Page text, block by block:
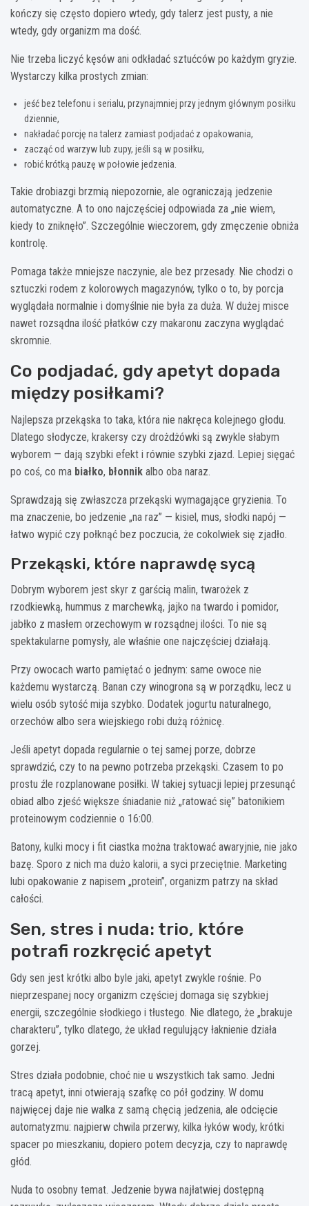
kończy się często dopiero wtedy, gdy talerz jest pusty, a nie
wtedy, gdy organizm ma dość.
Nie trzeba liczyć kęsów ani odkładać sztućców po każdym gryzie.
Wystarczy kilka prostych zmian:
jeść bez telefonu i serialu, przynajmniej przy jednym głównym posiłku
dziennie,
nakładać porcję na talerz zamiast podjadać z opakowania,
zacząć od warzyw lub zupy, jeśli są w posiłku,
robić krótką pauzę w połowie jedzenia.
Takie drobiazgi brzmią niepozornie, ale ograniczają jedzenie
automatyczne. A to ono najczęściej odpowiada za „nie wiem,
kiedy to zniknęło”. Szczególnie wieczorem, gdy zmęczenie obniża
kontrolę.
Pomaga także mniejsze naczynie, ale bez przesady. Nie chodzi o
sztuczki rodem z kolorowych magazynów, tylko o to, by porcja
wyglądała normalnie i domyślnie nie była za duża. W dużej misce
nawet rozsądna ilość płatków czy makaronu zaczyna wyglądać
skromnie.
Co podjadać, gdy apetyt dopada
między posiłkami?
Najlepsza przekąska to taka, która nie nakręca kolejnego głodu.
Dlatego słodycze, krakersy czy drożdżówki są zwykle słabym
wyborem — dają szybki efekt i równie szybki zjazd. Lepiej sięgać
po coś, co ma białko, błonnik albo oba naraz.
Sprawdzają się zwłaszcza przekąski wymagające gryzienia. To
ma znaczenie, bo jedzenie „na raz” — kisiel, mus, słodki napój —
łatwo wypić czy połknąć bez poczucia, że cokolwiek się zjadło.
Przekąski, które naprawdę sycą
Dobrym wyborem jest skyr z garścią malin, twarożek z
rzodkiewką, hummus z marchewką, jajko na twardo i pomidor,
jabłko z masłem orzechowym w rozsądnej ilości. To nie są
spektakularne pomysły, ale właśnie one najczęściej działają.
Przy owocach warto pamiętać o jednym: same owoce nie
każdemu wystarczą. Banan czy winogrona są w porządku, lecz u
wielu osób sytość mija szybko. Dodatek jogurtu naturalnego,
orzechów albo sera wiejskiego robi dużą różnicę.
Jeśli apetyt dopada regularnie o tej samej porze, dobrze
sprawdzić, czy to na pewno potrzeba przekąski. Czasem to po
prostu źle rozplanowane posiłki. W takiej sytuacji lepiej przesunąć
obiad albo zjeść większe śniadanie niż „ratować się” batonikiem
proteinowym codziennie o 16:00.
Batony, kulki mocy i fit ciastka można traktować awaryjnie, nie jako
bazę. Sporo z nich ma dużo kalorii, a syci przeciętnie. Marketing
lubi opakowanie z napisem „protein”, organizm patrzy na skład
całości.
Sen, stres i nuda: trio, które
potrafi rozkręcić apetyt
Gdy sen jest krótki albo byle jaki, apetyt zwykle rośnie. Po
nieprzespanej nocy organizm częściej domaga się szybkiej
energii, szczególnie słodkiego i tłustego. Nie dlatego, że „brakuje
charakteru”, tylko dlatego, że układ regulujący łaknienie działa
gorzej.
Stres działa podobnie, choć nie u wszystkich tak samo. Jedni
tracą apetyt, inni otwierają szafkę co pół godziny. W domu
najwięcej daje nie walka z samą chęcią jedzenia, ale odcięcie
automatyzmu: najpierw chwila przerwy, kilka łyków wody, krótki
spacer po mieszkaniu, dopiero potem decyzja, czy to naprawdę
głód.
Nuda to osobny temat. Jedzenie bywa najłatwiej dostępną